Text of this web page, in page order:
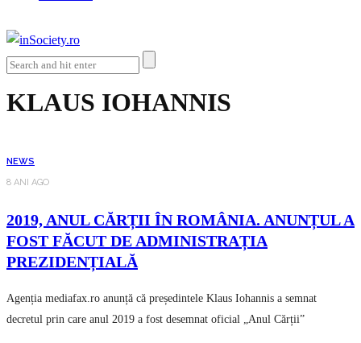
KLAUS IOHANNIS
NEWS
8 ANI AGO
2019, ANUL CĂRȚII ÎN ROMÂNIA. ANUNȚUL A
FOST FĂCUT DE ADMINISTRAȚIA
PREZIDENȚIALĂ
Agenția mediafax.ro anunță că președintele Klaus Iohannis a semnat
decretul prin care anul 2019 a fost desemnat oficial „Anul Cărții”